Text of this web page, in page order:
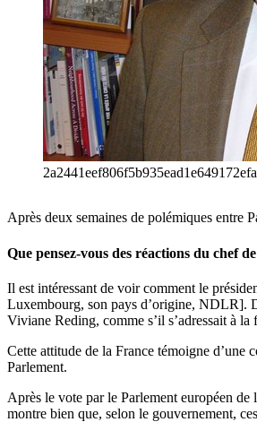
Après deux semaines de polémiques entre
Que pensez-vous des réactions du chef
Il est intéressant de voir comment le
Luxembourg, son pays d’origine, NDLR].
Viviane Reding, comme s’il s’adressait à
Cette attitude de la France témoigne d’une
Parlement.
Après le vote par le Parlement européen
montre bien que, selon le gouvernement,